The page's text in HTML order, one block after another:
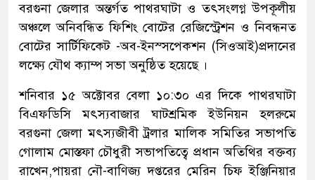
বরগুনা জেলার অন্তর্গত পাথরঘাটা ও তৎসংলগ্ন উপকূলীয়
অঞ্চলে অনিবন্ধিত ফিশিং বোটের রেজিস্ট্রেশন ও নিবন্ধনত
বোটের সার্টিফিকেট -অব-ইনস্সপেকশন (সিওআই)প্রদানের
লক্ষ্যে যৌথ ক্যাম্প সভা অনুষ্ঠিত হয়েছে ।
শনিবার ১৫ অক্টোবর বেলা ১০:৩০ এর দিকে পাথরঘাটা
বিএফডিসি মৎস্যবাজার ঘাটশ্রমিক ইউনিয়ন হলরুমে
বরগুনা জেলা মৎস্যজীবী ট্রলার মালিক সমিতির সভাপতি
গোলাম মোস্তফা চৌধুরী সভাপতিত্বে প্রধান অতিথির বক্তব্য
রাখেন,পায়রা নৌ-বাণিজ্য দপ্তরের মেরিন চিফ ইঞ্জিনিয়ার